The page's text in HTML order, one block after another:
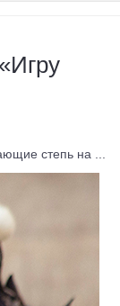
степь на ...